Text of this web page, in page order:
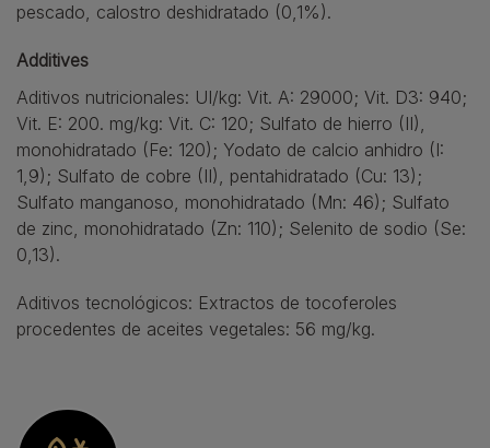
pescado, calostro deshidratado (0,1%).
Additives
Aditivos nutricionales: UI/kg: Vit. A: 29000; Vit. D3: 940;
Vit. E: 200. mg/kg: Vit. C: 120; Sulfato de hierro (II),
monohidratado (Fe: 120); Yodato de calcio anhidro (I:
1,9); Sulfato de cobre (II), pentahidratado (Cu: 13);
Sulfato manganoso, monohidratado (Mn: 46); Sulfato
de zinc, monohidratado (Zn: 110); Selenito de sodio (Se:
0,13).
Aditivos tecnológicos: Extractos de tocoferoles
procedentes de aceites vegetales: 56 mg/kg.